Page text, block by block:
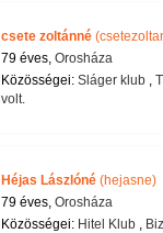
csete zoltánné
79 éves, Orosháza
Közösségei: Sláger klub ,
volt.
Héjas Lászlóné (hejasne)
79 éves, Orosháza
Közösségei: Hitel Klub ,